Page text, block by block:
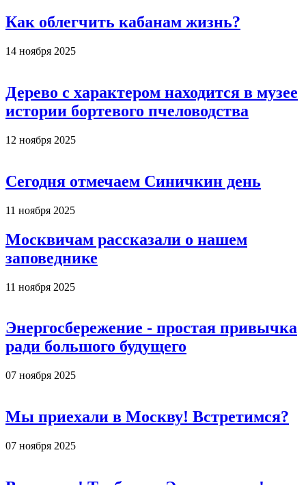
Как облегчить кабанам жизнь?
14 ноября 2025
Дерево с характером находится в музее
истории бортевого пчеловодства
12 ноября 2025
Сегодня отмечаем Синичкин день
11 ноября 2025
Москвичам рассказали о нашем
заповеднике
11 ноября 2025
Энергосбережение - простая привычка
ради большого будущего
07 ноября 2025
Мы приехали в Москву! Встретимся?
07 ноября 2025